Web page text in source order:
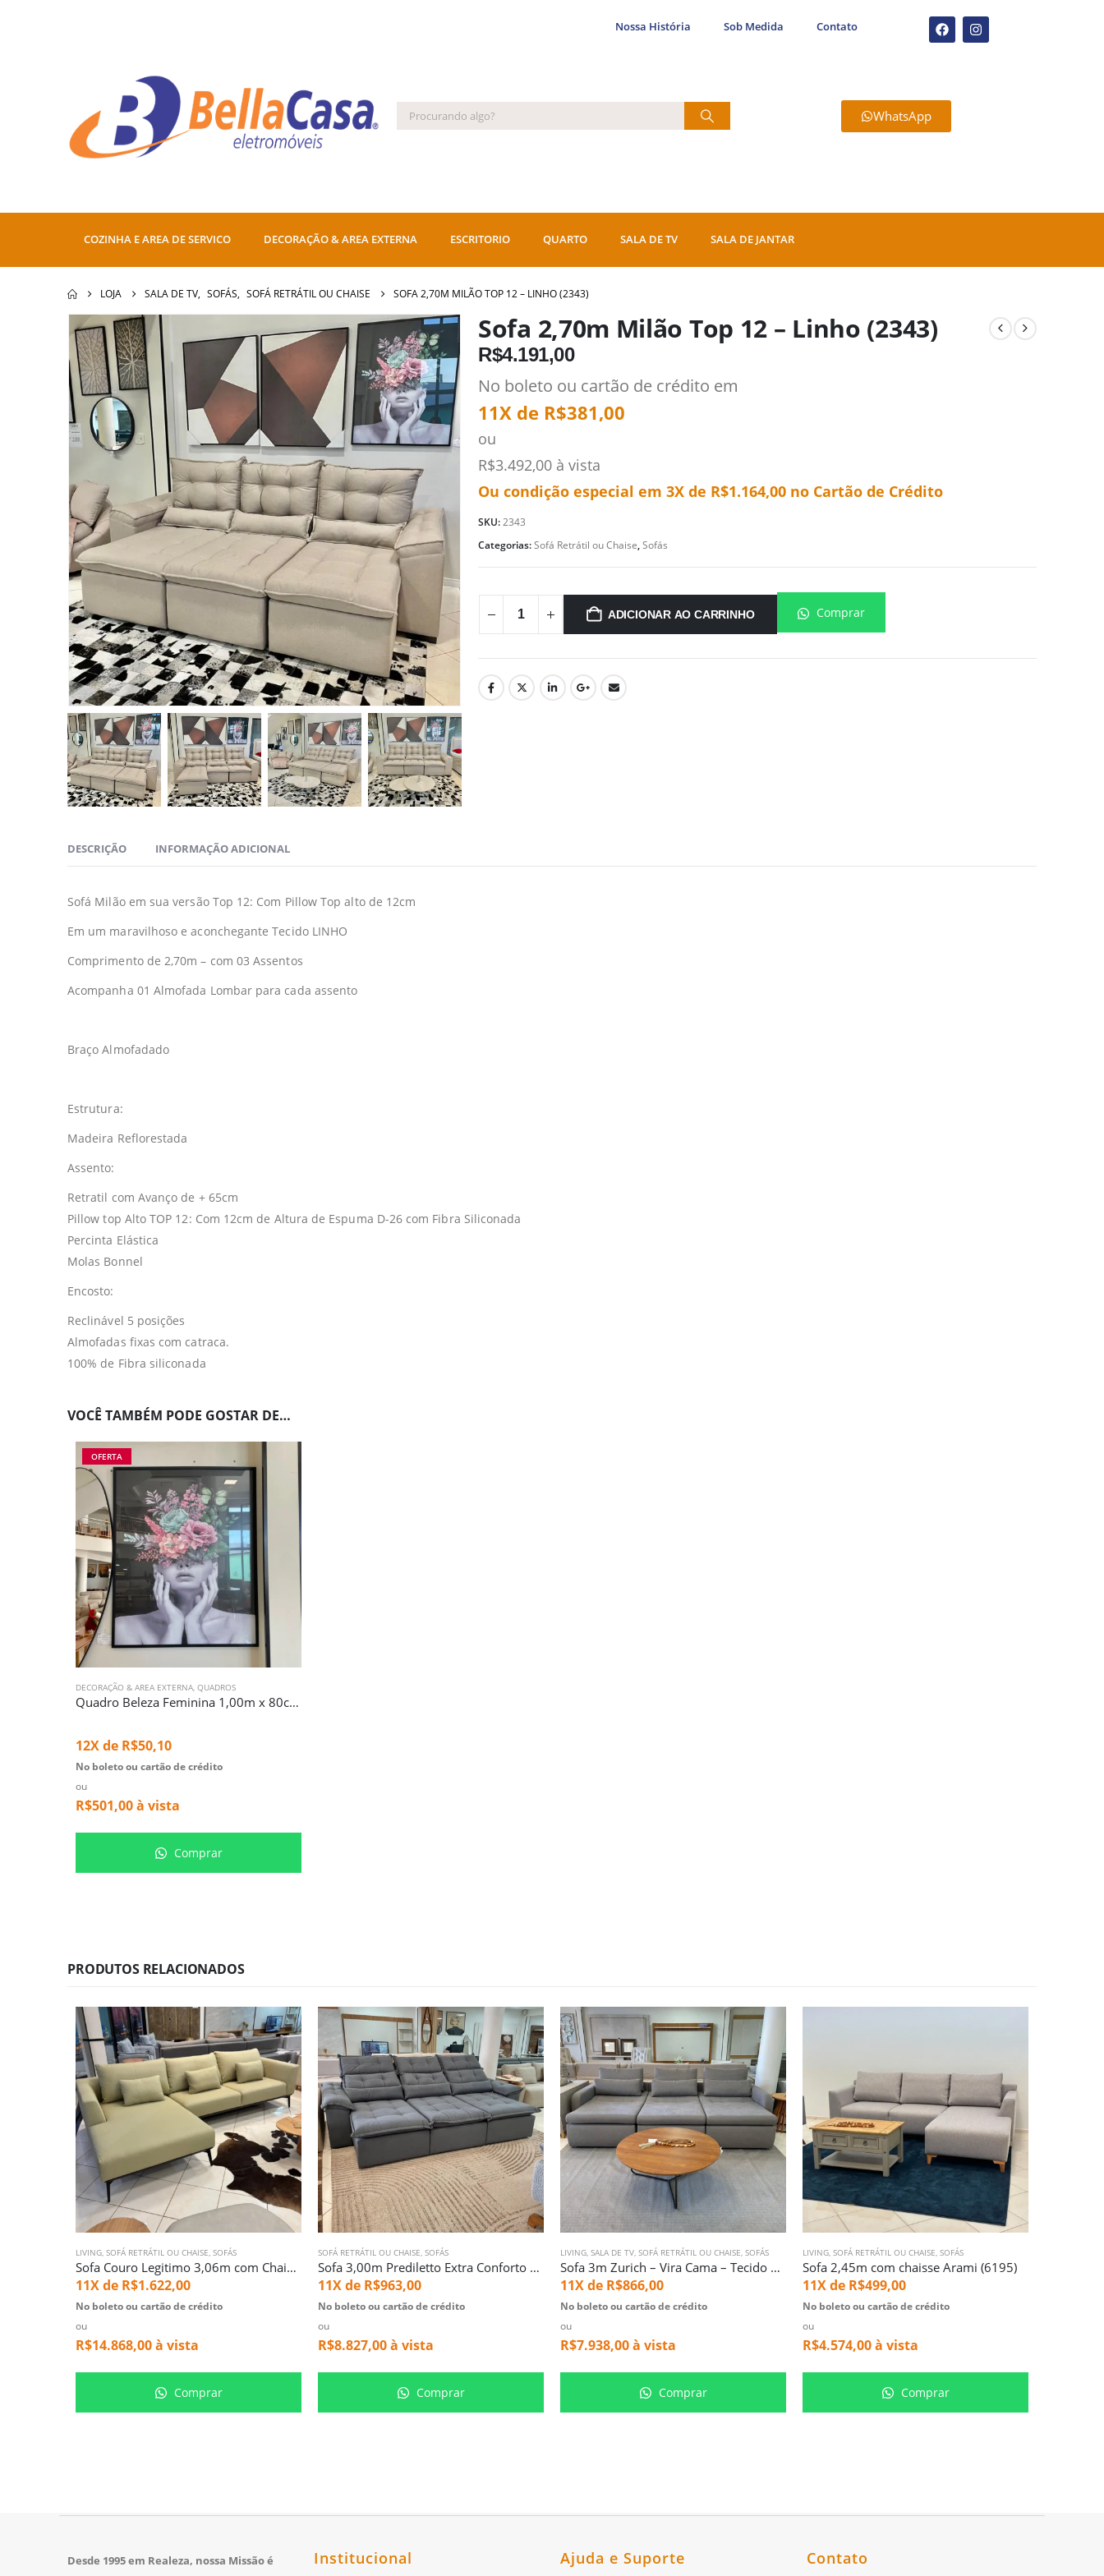
Nossa História Sob Medida Contato
WhatsApp
COZINHA E AREA DE SERVICO DECORAÇÃO & AREA EXTERNA ESCRITORIO QUARTO SALA DE TV SALA DE JANTAR
LOJA SALA DE TV, SOFÁS, SOFÁ RETRÁTIL OU CHAISE SOFA 2,70M MILÃO TOP 12 – LINHO (2343)
Sofa 2,70m Milão Top 12 – Linho (2343)
R$4.191,00
No boleto ou cartão de crédito em
11X de R$381,00
ou
R$3.492,00 à vista
Ou condição especial em 3X de R$1.164,00 no Cartão de Crédito
SKU:2343
Categorias:Sofá Retrátil ou Chaise,Sofás
ADICIONAR AO CARRINHO Comprar
DESCRIÇÃO INFORMAÇÃO ADICIONAL
Sofá Milão em sua versão Top 12: Com Pillow Top alto de 12cm
Em um maravilhoso e aconchegante Tecido LINHO
Comprimento de 2,70m – com 03 Assentos
Acompanha 01 Almofada Lombar para cada assento
Braço Almofadado
Estrutura:
Madeira Reflorestada
Assento:
Retratil com Avanço de + 65cm
Pillow top Alto TOP 12: Com 12cm de Altura de Espuma D-26 com Fibra Siliconada
Percinta Elástica
Molas Bonnel
Encosto:
Reclinável 5 posições
Almofadas fixas com catraca.
100% de Fibra siliconada
VOCÊ TAMBÉM PODE GOSTAR DE…
OFERTA
DECORAÇÃO & AREA EXTERNA QUADROS
Quadro Beleza Feminina 1,00m x 80cm (5693)
12X de R$50,10
No boleto ou cartão de crédito
ou
R$501,00à vista
Comprar
PRODUTOS RELACIONADOS
LIVING, SOFÁ RETRÁTIL OU CHAISE, SOFÁS
Sofa Couro Legitimo 3,06m com Chaisse Palace (5119)
11X de R$1.622,00
No boleto ou cartão de crédito
ou
R$14.868,00à vista
Comprar
SOFÁ RETRÁTIL OU CHAISE, SOFÁS
Sofa 3,00m Prediletto Extra Conforto Cinza (5856)
11X de R$963,00
No boleto ou cartão de crédito
ou
R$8.827,00à vista
Comprar
LIVING, SALA DE TV, SOFÁ RETRÁTIL OU CHAISE, SOFÁS
Sofa 3m Zurich – Vira Cama – Tecido Cinza Nobre (5595)
11X de R$866,00
No boleto ou cartão de crédito
ou
R$7.938,00à vista
Comprar
LIVING, SOFÁ RETRÁTIL OU CHAISE, SOFÁS
Sofa 2,45m com chaisse Arami (6195)
11X de R$499,00
No boleto ou cartão de crédito
ou
R$4.574,00à vista
Comprar
Desde 1995 em Realeza, nossa Missão é
Institucional Ajuda e Suporte Contato